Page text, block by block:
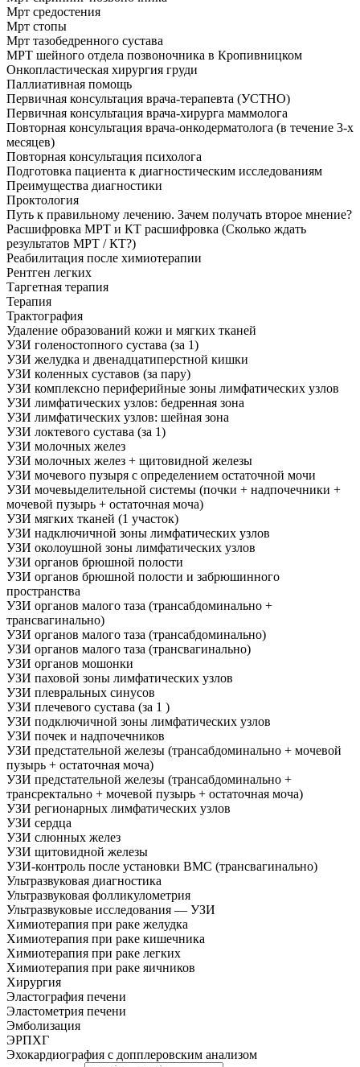
Мрт средостения
Мрт стопы
Мрт тазобедренного сустава
МРТ шейного отдела позвоночника в Кропивницком
Онкопластическая хирургия груди
Паллиативная помощь
Первичная консультация врача-терапевта (УСТНО)
Первичная консультация врача-хирурга маммолога
Повторная консультация врача-онкодерматолога (в течение 3-х
месяцев)
Повторная консультация психолога
Подготовка пациента к диагностическим исследованиям
Преимущества диагностики
Проктология
Путь к правильному лечению. Зачем получать второе мнение?
Расшифровка МРТ и КТ расшифровка (Сколько ждать
результатов МРТ / КТ?)
Реабилитация после химиотерапии
Рентген легких
Таргетная терапия
Терапия
Трактография
Удаление образований кожи и мягких тканей
УЗИ голеностопного сустава (за 1)
УЗИ желудка и двенадцатиперстной кишки
УЗИ коленных суставов (за пару)
УЗИ комплексно периферийные зоны лимфатических узлов
УЗИ лимфатических узлов: бедренная зона
УЗИ лимфатических узлов: шейная зона
УЗИ локтевого сустава (за 1)
УЗИ молочных желез
УЗИ молочных желез + щитовидной железы
УЗИ мочевого пузыря с определением остаточной мочи
УЗИ мочевыделительной системы (почки + надпочечники +
мочевой пузырь + остаточная моча)
УЗИ мягких тканей (1 участок)
УЗИ надключичной зоны лимфатических узлов
УЗИ околоушной зоны лимфатических узлов
УЗИ органов брюшной полости
УЗИ органов брюшной полости и забрюшинного
пространства
УЗИ органов малого таза (трансабдоминально +
трансвагинально)
УЗИ органов малого таза (трансабдоминально)
УЗИ органов малого таза (трансвагинально)
УЗИ органов мошонки
УЗИ паховой зоны лимфатических узлов
УЗИ плевральных синусов
УЗИ плечевого сустава (за 1 )
УЗИ подключичной зоны лимфатических узлов
УЗИ почек и надпочечников
УЗИ предстательной железы (трансабдоминально + мочевой
пузырь + остаточная моча)
УЗИ предстательной железы (трансабдоминально +
трансректально + мочевой пузырь + остаточная моча)
УЗИ регионарных лимфатических узлов
УЗИ сердца
УЗИ слюнных желез
УЗИ щитовидной железы
УЗИ-контроль после установки ВМС (трансвагинально)
Ультразвуковая диагностика
Ультразвуковая фолликулометрия
Ультразвуковые исследования — УЗИ
Химиотерапия при раке желудка
Химиотерапия при раке кишечника
Химиотерапия при раке легких
Химиотерапия при раке яичников
Хирургия
Эластография печени
Эластометрия печени
Эмболизация
ЭРПХГ
Эхокардиография с допплеровским анализом